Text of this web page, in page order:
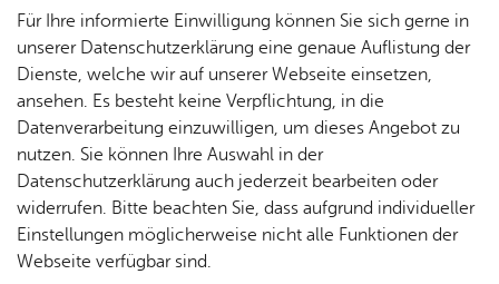
Rat­
haus &
Bür­
ger­
ser­vice
Rat­
häu­ser
& Orts­
ver­
wal­
Nach­
rich­
ten,
Vi­de­os
& Bil­
der
Me­di­
en­in­
for­ma­
tio­nen
Jobs
Stel­
len­an­
ge­bo­te
Aus­bil­
dung &
Stu­di­
um
Bauen
& Um­
welt
Geo­
da­ten
& 3D-
Stadt­
Ge­
sund­
heit &
kum
Ärzte &
Apo­
Un­ter­künf­te Gas­tro­no­mie
Ver­an­stal­tun­gen Mu­se­en
Für Ihre informierte Einwilligung können Sie sich gerne in
unserer Datenschutzerklärung eine genaue Auflistung der
Dienste, welche wir auf unserer Webseite einsetzen,
ansehen. Es besteht keine Verpflichtung, in die
Datenverarbeitung einzuwilligen, um dieses Angebot zu
nutzen. Sie können Ihre Auswahl in der
Datenschutzerklärung auch jederzeit bearbeiten oder
widerrufen. Bitte beachten Sie, dass aufgrund individueller
Einstellungen möglicherweise nicht alle Funktionen der
Webseite verfügbar sind.